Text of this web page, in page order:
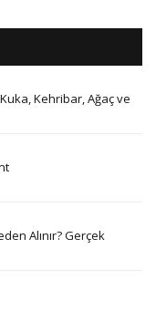
Kehribar, Ağaç ve
Alınır? Gerçek